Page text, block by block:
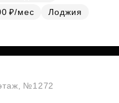
₽/мес
Лоджия
№1272